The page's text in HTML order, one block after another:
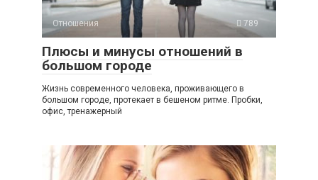
Отношения 789
Плюсы и минусы отношений в
большом городе
Жизнь современного человека, проживающего в
большом городе, протекает в бешеном ритме. Пробки,
офис, тренажерный